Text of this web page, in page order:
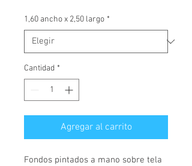
1,60 ancho x 2,50 largo *
Cantidad *
Agregar al carrito
Fondos pintados a mano sobre tela